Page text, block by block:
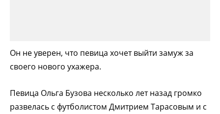
Он не уверен, что певица хочет выйти замуж за
своего нового ухажера.
Певица Ольга Бузова несколько лет назад громко
развелась с футболистом Дмитрием Тарасовым и с